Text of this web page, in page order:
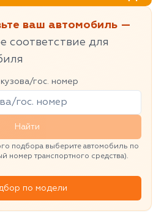
ваш автомобиль —
соответствие для
гос. номер
Найти
подбора выберите автомобиль по
номер транспортного средства).
по модели